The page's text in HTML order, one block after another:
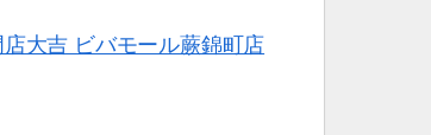
店大吉 ビバモール蕨錦町店